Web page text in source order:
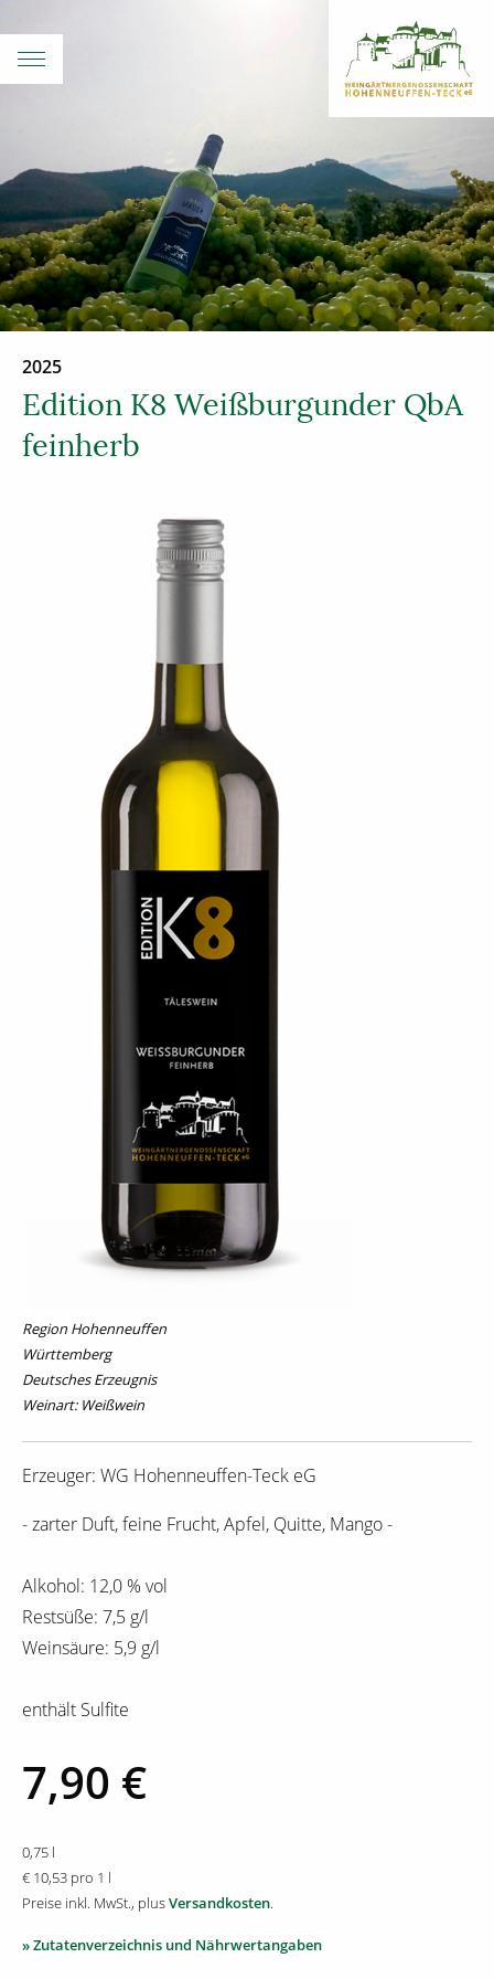
2025
Edition K8 Weißburgunder QbA
feinherb
Region Hohenneuffen
Württemberg
Deutsches Erzeugnis
Weinart: Weißwein
Erzeuger: WG Hohenneuffen-Teck eG
- zarter Duft, feine Frucht, Apfel, Quitte, Mango -
Alkohol: 12,0 % vol
Restsüße: 7,5 g/l
Weinsäure: 5,9 g/l
enthält Sulfite
7,90 €
0,75 l
€ 10,53 pro 1 l
Preise inkl. MwSt., plusVersandkosten.
» Zutatenverzeichnis und Nährwertangaben